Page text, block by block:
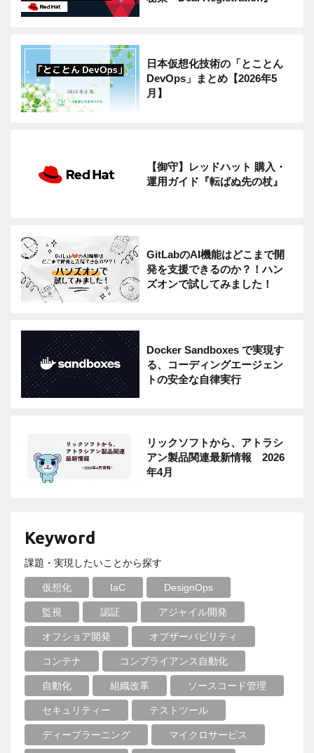
日本仮想化技術の「とことん
DevOps」まとめ【2026年5
月】
【御守】レッドハット 購入・
運用ガイド『転ばぬ先の杖』
GitLabのAI機能はどこまで開
発を支援できるのか？！ハン
ズオンで試してみました！
Docker Sandboxes で実現す
る、コーディングエージェン
トの安全な自律実行
リックソフトから、アトラシ
アン製品関連最新情報 2026
年4月
Keyword
課題・実現したいことから探す
仮想化 IaC DesignOps
監視 認証 アジャイル開発
オフショア開発 オブザーバビリティ
コンテナ コンプライアンス自動化
自動化 組織改革 ソースコード管理
セキュリティー テストツール
ディープラーニング マイクロサービス